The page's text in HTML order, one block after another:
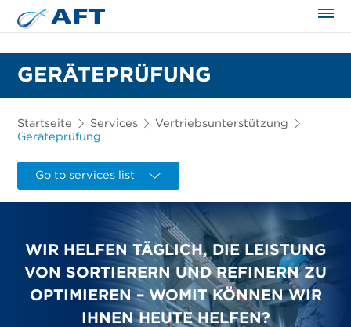
GERÄTEPRÜFUNG
Startseite Services
Vertriebsunterstützung
Geräteprüfung
Go to services list
WIR HELFEN TÄGLICH, DIE LEISTUNG
VON SORTIERERN UND REFINERN ZU
OPTIMIEREN – WOMIT KÖNNEN WIR
IHNEN HEUTE HELFEN?